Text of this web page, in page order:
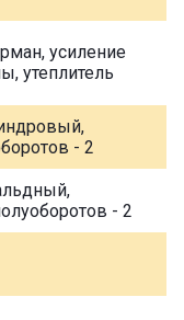
усиление
утеплитель
- 2
- 2